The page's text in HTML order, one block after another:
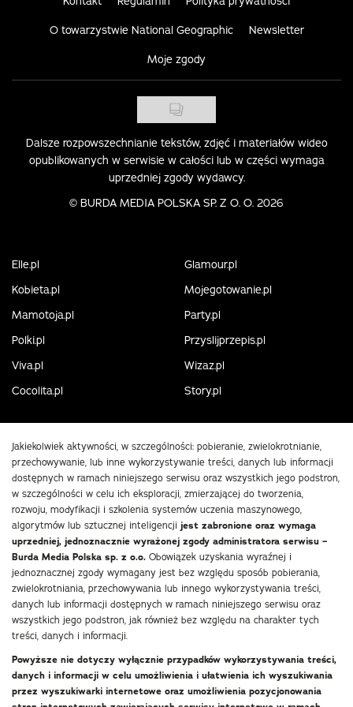
O towarzystwie National Geographic Newsletter
Moje zgody
Dalsze rozpowszechnianie tekstów, zdjęć i materiałów wideo
opublikowanych w serwisie w całości lub w części wymaga
uprzedniej zgody wydawcy.
© BURDA MEDIA POLSKA SP. Z O. O. 2026
Elle.pl
Glamour.pl
Kobieta.pl
Mojegotowanie.pl
Mamotoja.pl
Party.pl
Polki.pl
Przyslijprzepis.pl
Viva.pl
Wizaz.pl
Cocolita.pl
Story.pl
Jakiekolwiek aktywności, w szczególności: pobieranie, zwielokrotnianie,
przechowywanie, lub inne wykorzystywanie treści, danych lub informacji
dostępnych w ramach niniejszego serwisu oraz wszystkich jego podstron,
w szczególności w celu ich eksploracji, zmierzającej do tworzenia,
rozwoju, modyfikacji i szkolenia systemów uczenia maszynowego,
algorytmów lub sztucznej inteligencji jest zabronione oraz wymaga
uprzedniej, jednoznacznie wyrażonej zgody administratora serwisu –
Burda Media Polska sp. z o.o. Obowiązek uzyskania wyraźnej i
jednoznacznej zgody wymagany jest bez względu sposób pobierania,
zwielokrotniania, przechowywania lub innego wykorzystywania treści,
danych lub informacji dostępnych w ramach niniejszego serwisu oraz
wszystkich jego podstron, jak również bez względu na charakter tych
treści, danych i informacji.
Powyższe nie dotyczy wyłącznie przypadków wykorzystywania treści,
danych i informacji w celu umożliwienia i ułatwienia ich wyszukiwania
przez wyszukiwarki internetowe oraz umożliwienia pozycjonowania